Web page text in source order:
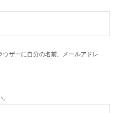
ザーに自分の名前、メールアドレ